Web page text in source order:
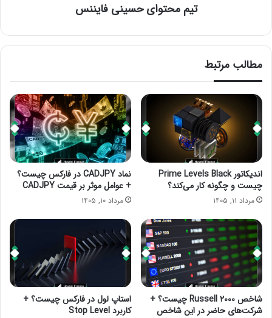
تیم محتوای حسینی‌ فایننس
مطالب مرتبط
اندیکاتور Prime Levels Black
چیست و چگونه کار می‌کند؟
مرداد ۱۱, ۱۴۰۵
نماد CADJPY در فارکس چیست؟
+ عوامل موثر بر قیمت CADJPY
مرداد ۱۰, ۱۴۰۵
شاخص Russell ۲۰۰۰ چیست؟ +
شرکت‌های حاضر در این شاخص
استاپ لول در فارکس چیست؟ +
کاربرد Stop Level